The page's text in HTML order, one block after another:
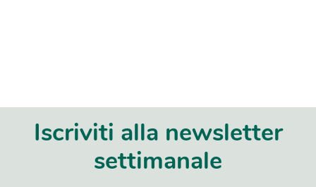
Iscriviti alla newsletter
settimanale